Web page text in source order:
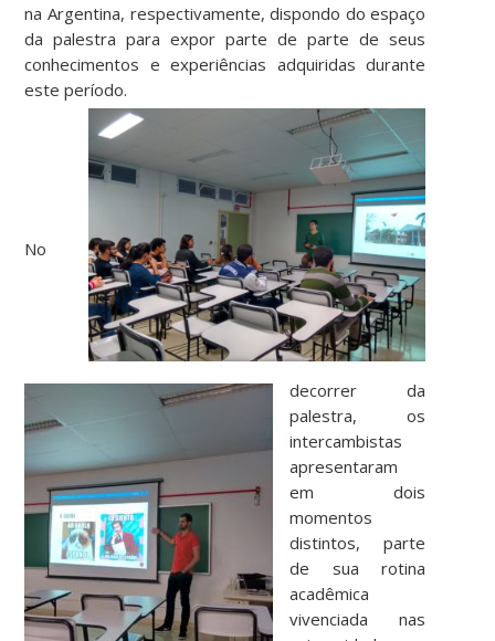
na Argentina, respectivamente, dispondo do espaço
da palestra para expor parte de parte de seus
conhecimentos e experiências adquiridas durante
este período.
No
decorrer da
palestra, os
intercambistas
apresentaram
em dois
momentos
distintos, parte
de sua rotina
acadêmica
vivenciada nas